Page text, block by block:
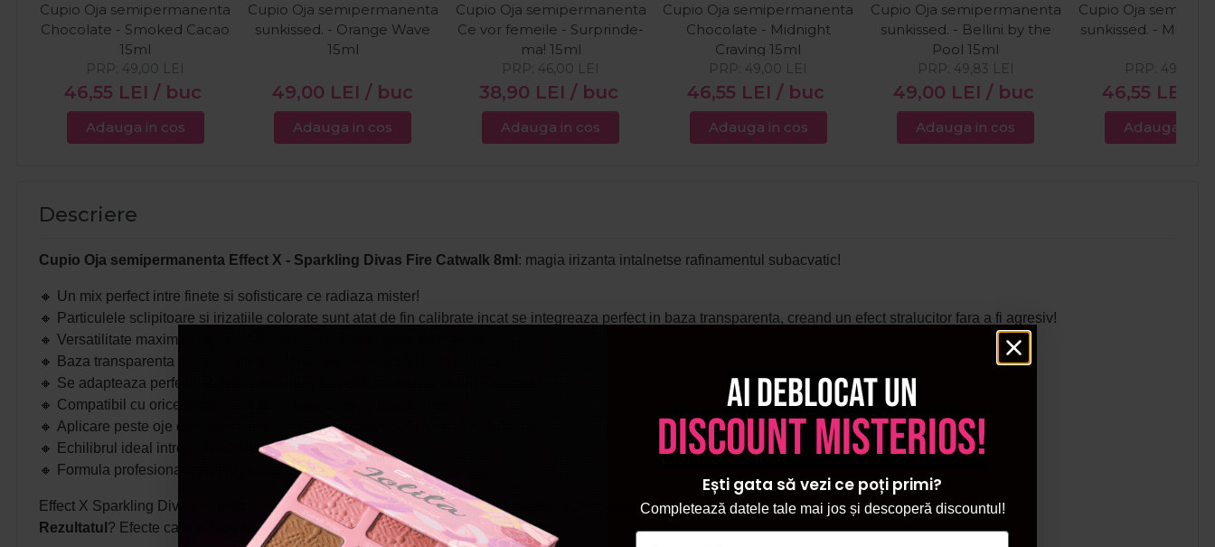
Cupio Oja semipermanenta
Chocolate - Smoked Cacao
15ml
46,55 LEI / buc
PRP: 49,00 LEI
Adauga in cos
Cupio Oja semipermanenta
sunkissed. - Orange Wave
15ml
49,00 LEI / buc
Adauga in cos
Cupio Oja semipermanenta
Ce vor femeile - Surprinde-
ma! 15ml
38,90 LEI / buc
PRP: 46,00 LEI
Adauga in cos
Cupio Oja semipermanenta
Chocolate - Midnight
Craving 15ml
46,55 LEI / buc
PRP: 49,00 LEI
Adauga in cos
Cupio Oja semipermanenta
sunkissed. - Bellini by the
Pool 15ml
49,00 LEI / buc
PRP: 49,83 LEI
Adauga in cos
Cupio Oja
sunkissed. - Mini
46,55 LEI
PRP: 49,00
Adauga in
Descriere
Cupio Oja semipermanenta Effect X - Sparkling Divas Fire Catwalk 8ml : magia irizanta intalnetse rafinamentul subacvatic!
🔸 Un mix perfect intre finete si sofisticare ce radiaza mister!
🔸
Particulele sclipitoare si irizatiile colorate sunt atat de fin calibrate incat se integreaza perfect in baza transparenta, creand un efect stralucitor fara a fi agresiv!
🔸 Versatilitate maxima - de la reflexii subtile la irizatii colorate intense.
🔸
Baza transparenta cu particule sclipitoare pentru efect fin si stralucitor.
🔸 Se adapteaza perfect pe gel transparent, baze laptoase sau tonuri naturale.
🔸 Compatibil cu orice sistem - de la Rubber Base la Builder Gel.
🔸 Aplicare peste oje colorate pentru a evidentia aspectul colorat al irizatiilor.
🔸
Echilibrul ideal intre delicat si fascinant.
🔸
Formula profesionala pentru rezultate de vis.
Effect X Sparkling Divas nu este doar inca o gama de oje cu sclipici, ci o experienta care aduce misterul adancurilor oceanice direct pe unghiile tale.
Rezultatul ? Efecte care te lasa sa fii eleganta, dar cu acea magie irizanta in plus.
Ai deblocat un
discount misterios!
Ești gata să vezi ce poți primi?
Completează datele tale mai jos și descoperă discountul!